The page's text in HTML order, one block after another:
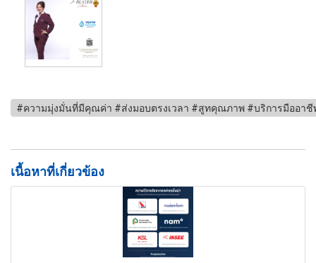
#ความมุ่งมั่นที่มีคุณค่า #ส่งมอบตรงเวลา #สูทคุณภาพ #บริการมืออา
เนื้อหาที่เกี่ยวข้อง